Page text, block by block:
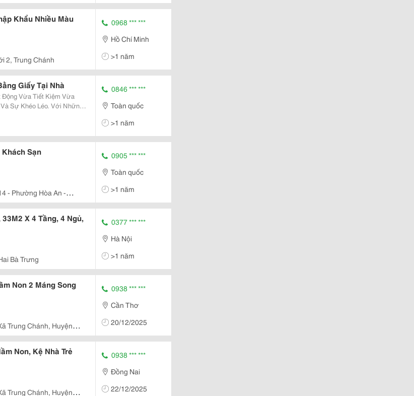
Khẩu Nhiều Màu
2, Trung Chánh
0968 *** ***
Hồ Chí Minh
>1 năm
Giấy Tại Nhà
Động Vừa Tiết Kiệm Vừa
Sự Khéo Léo. Với Những
0846 *** ***
Toàn quốc
>1 năm
Sạn
- Phường Hòa An -
0905 *** ***
Toàn quốc
>1 năm
X 4 Tầng, 4 Ngủ,
Bà Trưng
0377 *** ***
Hà Nội
>1 năm
Non 2 Máng Song
Trung Chánh, Huyện
0938 *** ***
Cần Thơ
20/12/2025
Non, Kệ Nhà Trẻ
Trung Chánh, Huyện
0938 *** ***
Đồng Nai
22/12/2025